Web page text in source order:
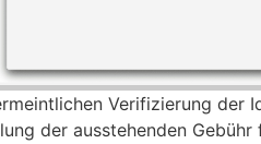
Verifizierung der
der ausstehenden